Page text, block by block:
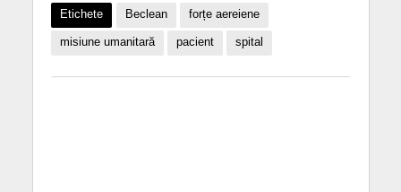
Etichete Beclean forțe aereiene
misiune umanitară pacient spital